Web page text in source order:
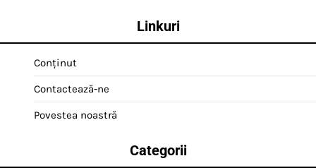
Linkuri
Conținut
Contactează-ne
Povestea noastră
Categorii